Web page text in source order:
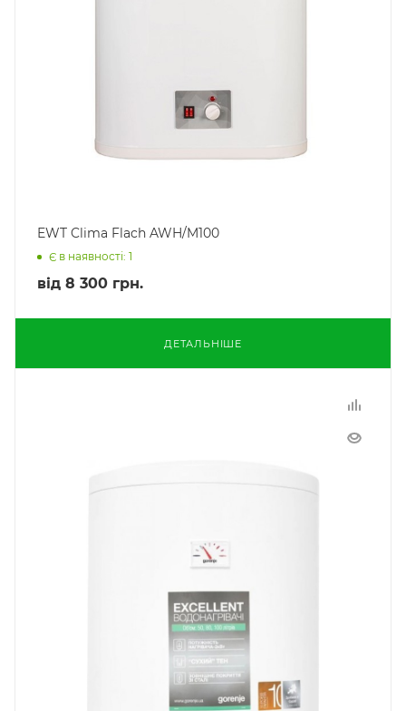
EWT Clima Flach AWH/M100
Є в наявності: 1
від 8 300 грн.
ДЕТАЛЬНІШЕ